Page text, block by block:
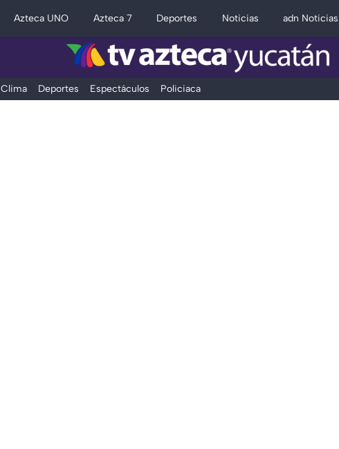
Azteca UNO Azteca 7 Deportes Noticias adn Noticias
Clima Deportes Espectáculos Policiaca